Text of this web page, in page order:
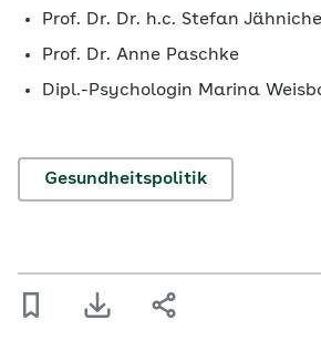
Prof. Dr. Dr. h.c. Stefan
Prof. Dr. Anne Paschke
Dipl.-Psychologin Marina
Gesundheitspolitik